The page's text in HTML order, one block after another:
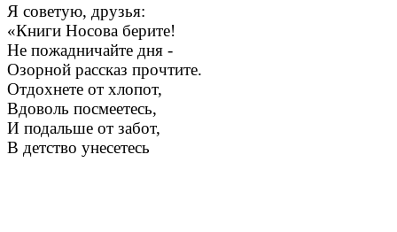
Я советую, друзья:
«Книги Носова берите!
Не пожадничайте дня -
Озорной рассказ прочтите.
Отдохнете от хлопот,
Вдоволь посмеетесь,
И подальше от забот,
В детство унесетесь